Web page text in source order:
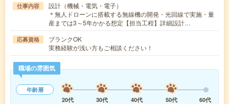
仕事内容
設計（機械・電気・電子）
＊無人ドローンに搭載する無線機の開発・光回線で実施・量
産までは3～5年かかる想定【担当工程】詳細設計…
応募資格
ブランクOK
実務経験が浅い方もご相談ください！
職場の雰囲気
年齢層
20代
30代 40代 50代
60代